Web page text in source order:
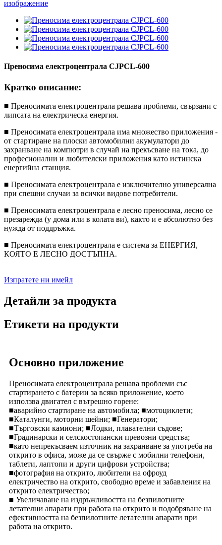
Преносима електроцентрала CJPCL-600
Кратко описание:
■ Преносимата електроцентрала решава проблеми, свързани с
липсата на електрическа енергия.
■ Преносимата електроцентрала има множество приложения -
от стартиране на плоски автомобилни акумулатори до
захранване на компютри в случай на прекъсване на тока, до
професионални и любителски приложения като истинска
енергийна станция.
■ Преносимата електроцентрала е изключително универсална
при спешни случаи за всички видове потребители.
■ Преносимата електроцентрала е лесно преносима, лесно се
презарежда (у дома или в колата ви), както и е абсолютно без
нужда от поддръжка.
■ Преносимата електроцентрала е система за ЕНЕРГИЯ,
КОЯТО Е ЛЕСНО ДОСТЪПНА.
Изпратете ни имейл
Детайли за продукта
Етикети на продукти
Основно приложение
Преносимата електроцентрала решава проблеми със
стартирането с батерии за всяко приложение, което
използва двигател с вътрешно горене:
■аварийно стартиране на автомобила; ■мотоциклети;
■Каталунги, моторни шейни; ■Генератори;
■Търговски камиони; ■Лодки, плавателни съдове;
■Градинарски и селскостопански превозни средства;
■като непрекъсваем източник на захранване за употреба на
открито в офиса, може да се свърже с мобилни телефони,
таблети, лаптопи и други цифрови устройства;
■фотография на открито, любители на офроуд
електричество на открито, свободно време и забавления на
открито електричество;
■ Увеличаване на издръжливостта на безпилотните
летателни апарати при работа на открито и подобряване на
ефективността на безпилотните летателни апарати при
работа на открито.